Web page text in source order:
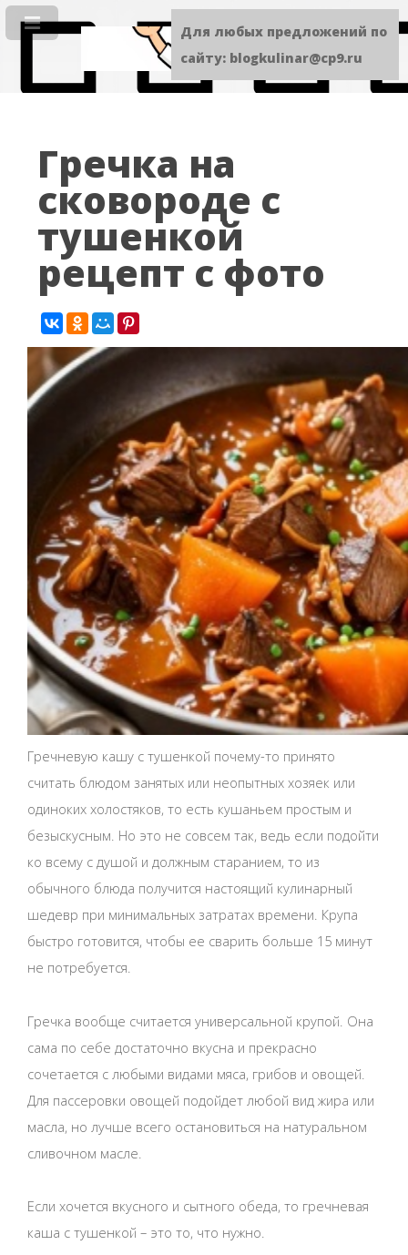
Гречка на
сковороде с
тушенкой
рецепт с фото
Гречневую кашу с тушенкой почему-то принято
считать блюдом занятых или неопытных хозяек или
одиноких холостяков, то есть кушаньем простым и
безыскусным. Но это не совсем так, ведь если подойти
ко всему с душой и должным старанием, то из
обычного блюда получится настоящий кулинарный
шедевр при минимальных затратах времени. Крупа
быстро готовится, чтобы ее сварить больше 15 минут
не потребуется.
Гречка вообще считается универсальной крупой. Она
сама по себе достаточно вкусна и прекрасно
сочетается с любыми видами мяса, грибов и овощей.
Для пассеровки овощей подойдет любой вид жира или
масла, но лучше всего остановиться на натуральном
сливочном масле.
Если хочется вкусного и сытного обеда, то гречневая
каша с тушенкой – это то, что нужно.
Для любых предложений по
сайту: blogkulinar@cp9.ru